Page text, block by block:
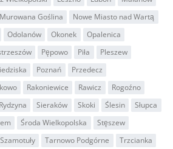
Murowana Goślina
Nowe Miasto nad Wartą
Odolanów Okonek
Opalenica
Pępowo Piła
Pleszew
Poznań
Przedecz
Rakoniewice Rawicz
Rogoźno
Rydzyna Sieraków Skoki Ślesin
Słupca
Środa Wielkopolska
Stęszew
Szamotuły Tarnowo Podgórne
Trzcianka